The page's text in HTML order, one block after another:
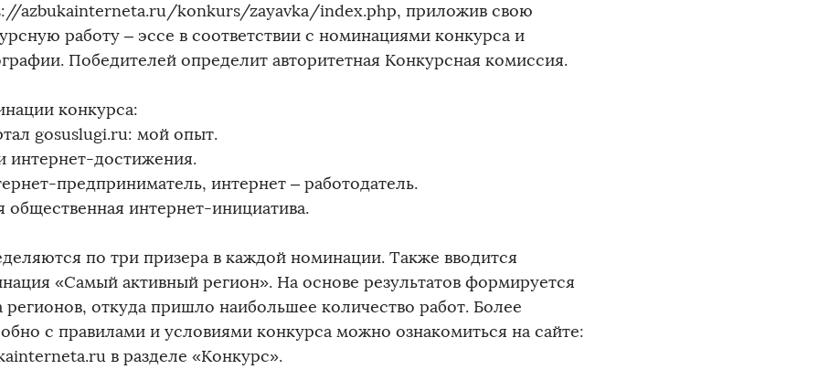
azbukainterneta.ru/konkurs/zayavka/index.php, приложив свою
работу – эссе в соответствии с номинациями конкурса и
Победителей определит авторитетная Конкурсная комиссия.
конкурса:
gosuslugi.ru: мой опыт.
интернет-достижения.
предприниматель, интернет – работодатель.
общественная интернет-инициатива.
по три призера в каждой номинации. Также вводится
«Самый активный регион». На основе результатов формируется
регионов, откуда пришло наибольшее количество работ. Более
с правилами и условиями конкурса можно ознакомиться на сайте:
в разделе «Конкурс».